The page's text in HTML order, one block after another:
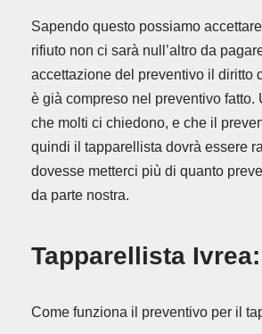
Sapendo questo possiamo
rifiuto non ci sarà null’altro da
accettazione del preventivo il diritto
è già compreso nel preventivo fatto.
che molti ci chiedono, e che il
quindi il tapparellista dovrà essere
dovesse metterci più di quanto
da parte nostra.
Tapparellista
Come funziona il preventivo per il